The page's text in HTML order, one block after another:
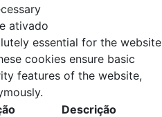
ativado
essential for the website
cookies ensure basic
features of the website,
Descrição